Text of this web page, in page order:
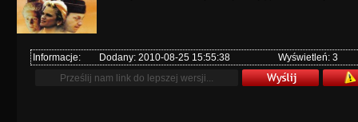
Informacje: Dodany: 2010-08-25 15:55:38 Wyświetleń: 3